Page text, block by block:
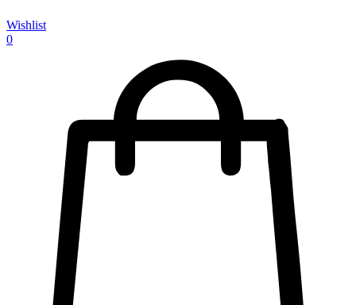
Wishlist
0